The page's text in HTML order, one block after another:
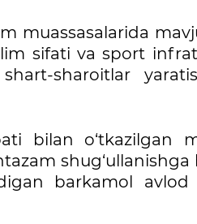
muassasalarida
sifati va sport
sharoitlar
bilan o‘tkazilgan
barkamol